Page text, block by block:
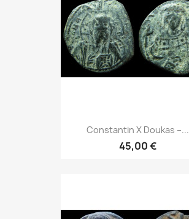
Constantin X Doukas –...
45,00 €